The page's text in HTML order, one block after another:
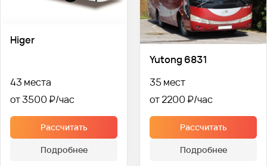
Higer
43 места
от 3500 ₽
Рассчитать
Подробнее
Yutong 6831
35 мест
от 2200 ₽
Рассчитать
Подробнее